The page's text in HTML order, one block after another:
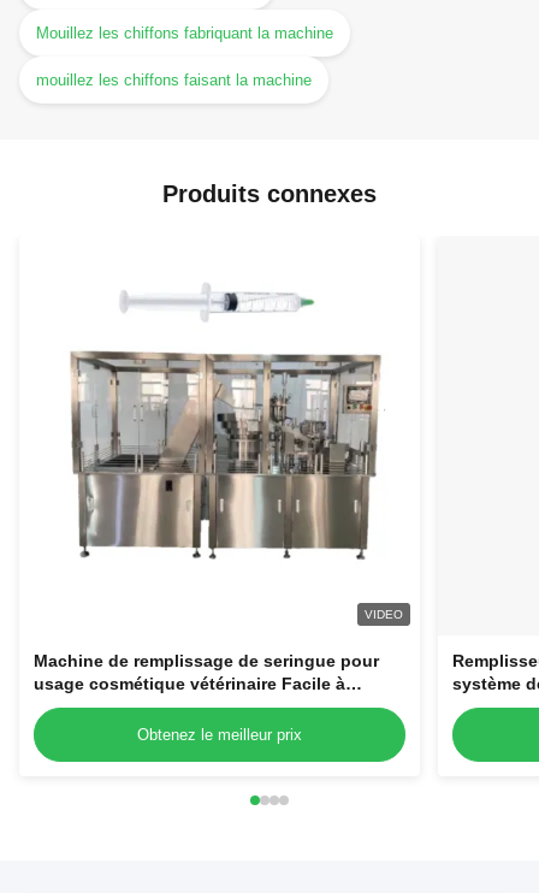
Mouillez les chiffons fabriquant la machine
mouillez les chiffons faisant la machine
Produits connexes
VIDEO
Machine de remplissage de seringue pour
usage cosmétique vétérinaire Facile à
utiliser 220V Seringues en plastique jetables
Obtenez le meilleur prix
système
laminaire